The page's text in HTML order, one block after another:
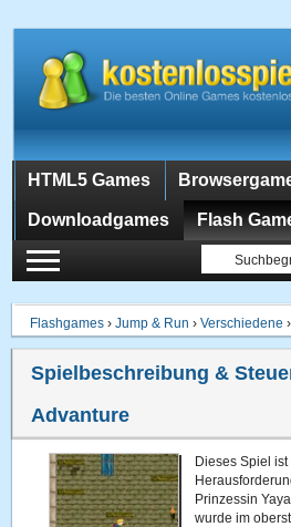
HTML5 Games
Downloadgames Flash
Flashgames ›Jump & Run ›Verschiedene ›
Spielbeschreibung &
Advanture
Dieses Spiel
Prinzessin
wurde im